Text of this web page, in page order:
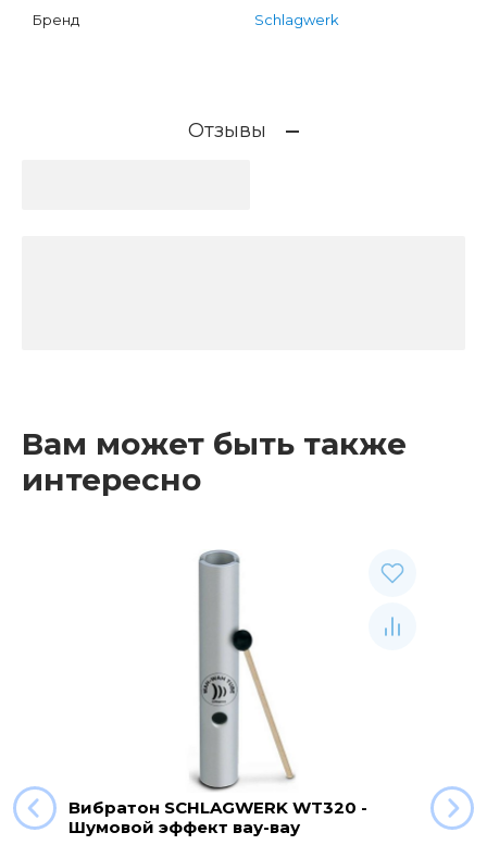
Бренд Schlagwerk
Отзывы
Вам может быть также
интересно
Вибратон SCHLAGWERK WT320 -
Шумовой эффект вау-вау